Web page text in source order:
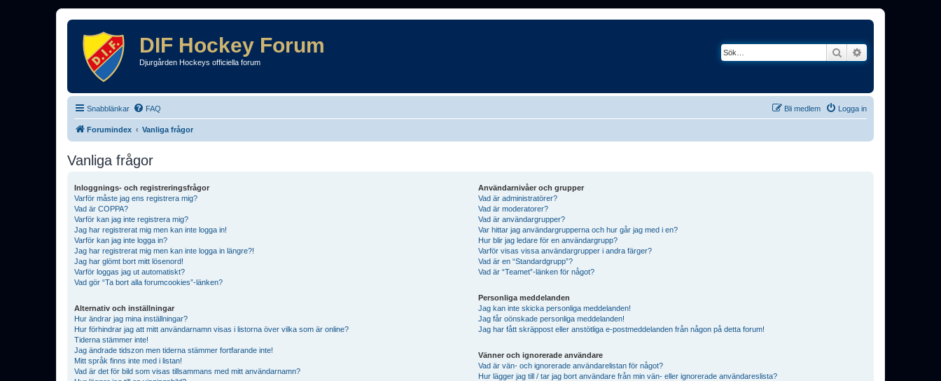
DIF Hockey Forum
Djurgården Hockeys officiella forum
Sök
Snabblänkar FAQ Logga in
Bli medlem
Forumindex Vanliga frågor
Vanliga frågor
Inloggnings- och registreringsfrågor
Varför måste jag ens registrera mig?
Vad är COPPA?
Varför kan jag inte registrera mig?
Jag har registrerat mig men kan inte logga in!
Varför kan jag inte logga in?
Jag har registrerat mig men kan inte logga in längre?!
Jag har glömt bort mitt lösenord!
Varför loggas jag ut automatiskt?
Vad gör “Ta bort alla forumcookies”-länken?
Alternativ och inställningar
Hur ändrar jag mina inställningar?
Hur förhindrar jag att mitt användarnamn visas i listorna över vilka som är online?
Tiderna stämmer inte!
Jag ändrade tidszon men tiderna stämmer fortfarande inte!
Mitt språk finns inte med i listan!
Vad är det för bild som visas tillsammans med mitt användarnamn?
Användarnivåer och grupper
Vad är administratörer?
Vad är moderatorer?
Vad är användargrupper?
Var hittar jag användargrupperna och hur går jag med i en?
Hur blir jag ledare för en användargrupp?
Varför visas vissa användargrupper i andra färger?
Vad är en “Standardgrupp”?
Vad är “Teamet”-länken för något?
Personliga meddelanden
Jag kan inte skicka personliga meddelanden!
Jag får oönskade personliga meddelanden!
Jag har fått skräppost eller anstötliga e-postmeddelanden från någon på detta forum!
Vänner och ignorerade användare
Vad är vän- och ignorerade användarelistan för något?
Hur lägger jag till / tar jag bort användare från min vän- eller ignorerade användareslista?